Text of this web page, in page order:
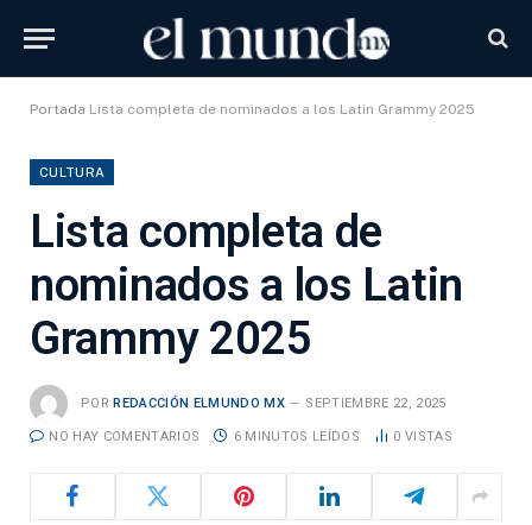
Portada Lista completa de nominados a los Latin Grammy 2025
CULTURA
Lista completa de
nominados a los Latin
Grammy 2025
POR REDACCIÓN ELMUNDO MX SEPTIEMBRE 22, 2025
NO HAY COMENTARIOS 6 MINUTOS LEÍDOS 0 VISTAS